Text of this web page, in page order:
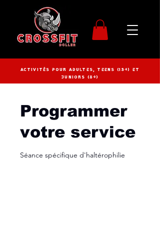
Activités pour adultes, Teens (13+) et
juniors (8+)
Programmer
votre service
Séance spécifique d'haltérophilie